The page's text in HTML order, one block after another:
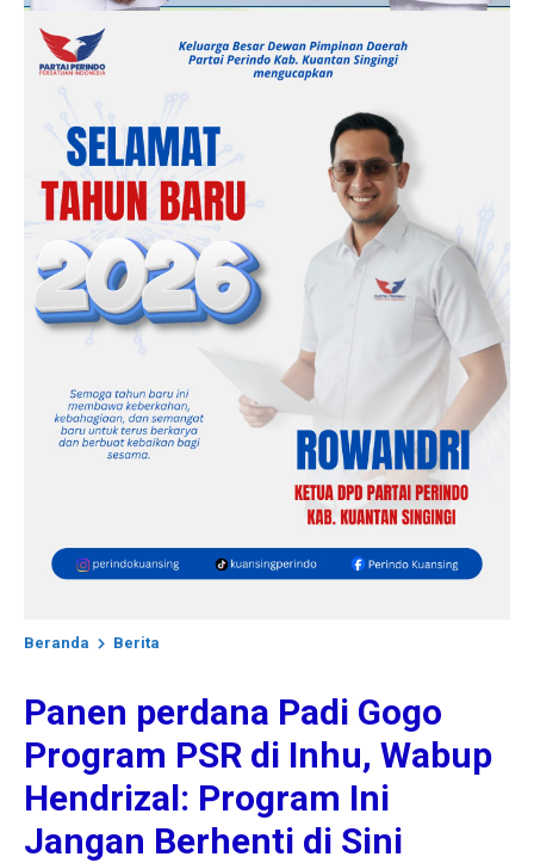
Beranda Berita
Panen perdana Padi Gogo
Program PSR di Inhu, Wabup
Hendrizal: Program Ini
Jangan Berhenti di Sini